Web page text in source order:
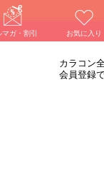
マガ・割引 お気に入り
カラコン
会員登録